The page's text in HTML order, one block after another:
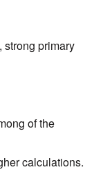
strong primary
of the
calculations.